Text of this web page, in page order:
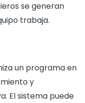
se generan
trabaja.
un programa en
y
El sistema puede